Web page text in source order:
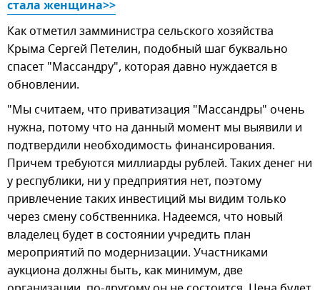
стала женщина>>
Как отметил замминистра сельского хозяйства
Крыма Сергей Петелин, подобный шаг буквально
спасет "Массандру", которая давно нуждается в
обновлении.
"Мы считаем, что приватизация "Массандры" очень
нужна, потому что на данный момент мы выявили и
подтвердили необходимость финансирования.
Причем требуются миллиарды рублей. Таких денег ни
у республики, ни у предприятия нет, поэтому
привлечение таких инвестиций мы видим только
через смену собственника. Надеемся, что новый
владелец будет в состоянии учредить план
мероприятий по модернизации. Участниками
аукциона должны быть, как минимум, две